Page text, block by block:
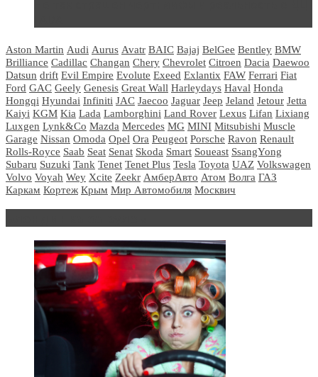
Aston Martin Audi Aurus Avatr BAIC Bajaj BelGee Bentley BMW
Brilliance Cadillac Changan Chery Chevrolet Citroen Dacia Daewoo
Datsun drift Evil Empire Evolute Exeed Exlantix FAW Ferrari Fiat
Ford GAC Geely Genesis Great Wall Harleydays Haval Honda
Hongqi Hyundai Infiniti JAC Jaecoo Jaguar Jeep Jeland Jetour Jetta
Kaiyi KGM Kia Lada Lamborghini Land Rover Lexus Lifan Lixiang
Luxgen Lynk&Co Mazda Mercedes MG MINI Mitsubishi Muscle
Garage Nissan Omoda Opel Ora Peugeot Porsche Ravon Renault
Rolls-Royce Saab Seat Senat Skoda Smart Soueast SsangYong
Subaru Suzuki Tank Tenet Tenet Plus Tesla Toyota UAZ Volkswagen
Volvo Voyah Wey Xcite Zeekr АмберАвто Атом Волга ГАЗ
Каркам Кортеж Крым Мир Автомобиля Москвич